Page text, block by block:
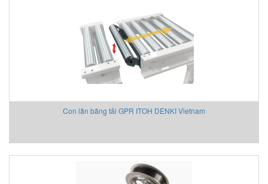
Con lăn băng tải GPR ITOH DENKI Vietnam